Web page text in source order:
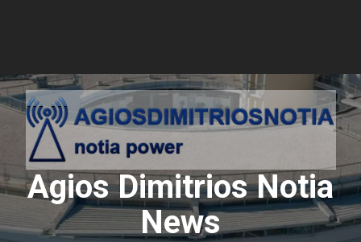
Agios Dimitrios Notia
News